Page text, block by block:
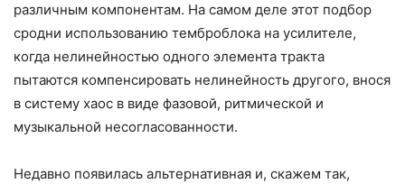
различным компонентам. На самом деле этот подбор
сродни использованию темброблока на усилителе,
когда нелинейностью одного элемента тракта
пытаются компенсировать нелинейность другого, внося
в систему хаос в виде фазовой, ритмической и
музыкальной несогласованности.
Недавно появилась альтернативная и, скажем так,